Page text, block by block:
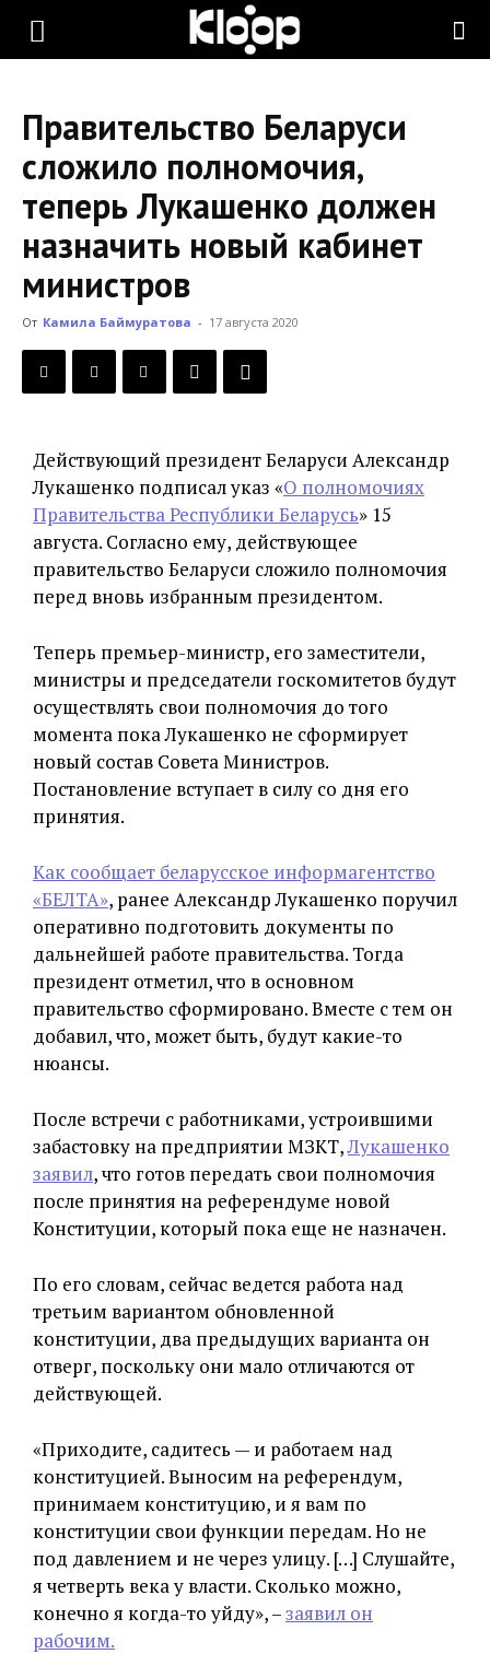
KLOOP.KG
Новости
Кыргызстана
Правительство Беларуси
сложило полномочия,
теперь Лукашенко должен
назначить новый кабинет
министров
От Камила Баймуратова - 17 августа 2020
Действующий президент Беларуси Александр
Лукашенко подписал указ «О полномочиях
Правительства Республики Беларусь» 15
августа. Согласно ему, действующее
правительство Беларуси сложило полномочия
перед вновь избранным президентом.
Теперь премьер-министр, его заместители,
министры и председатели госкомитетов будут
осуществлять свои полномочия до того
момента пока Лукашенко не сформирует
новый состав Совета Министров.
Постановление вступает в силу со дня его
принятия.
Как сообщает беларусское информагентство
«БЕЛТА», ранее Александр Лукашенко поручил
оперативно подготовить документы по
дальнейшей работе правительства. Тогда
президент отметил, что в основном
правительство сформировано. Вместе с тем он
добавил, что, может быть, будут какие-то
нюансы.
После встречи с работниками, устроившими
забастовку на предприятии МЗКТ,Лукашенко
заявил, что готов передать свои полномочия
после принятия на референдуме новой
Конституции, который пока еще не назначен.
По его словам, сейчас ведется работа над
третьим вариантом обновленной
конституции, два предыдущих варианта он
отверг, поскольку они мало отличаются от
действующей.
«Приходите, садитесь — и работаем над
конституцией. Выносим на референдум,
принимаем конституцию, и я вам по
конституции свои функции передам. Но не
под давлением и не через улицу. […] Слушайте,
я четверть века у власти. Сколько можно,
конечно я когда-то уйду», –заявил он
рабочим.